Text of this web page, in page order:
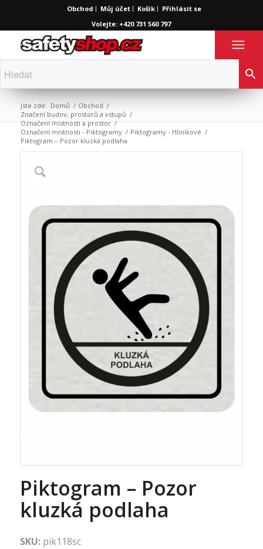
Obchod Můj účet Košík
Přihlásit se
Volejte: +420 731 560 797
Jste zde: Domů / Obchod /
Značení budov, prostorů a vstupů /
Označení místnosti a prostor /
Označení místnosti - Piktogramy / Piktogramy - Hliníkové /
Piktogram – Pozor kluzká podlaha
Piktogram – Pozor
kluzká podlaha
SKU: pik118sc